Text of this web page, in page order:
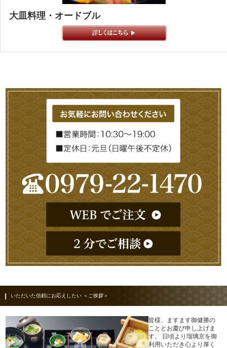
大皿料理・オードブル
いただいた信頼にお応えしたい ＜ご挨拶＞
皆様、ますます御健勝の
こととお慶び申し上げま
す。 日頃より瑠璃京を御
利用いただき心より厚く